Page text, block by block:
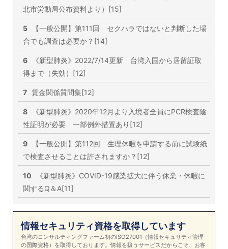
北市労動局公布資料より）[15]
5
【一般公開】第111回 セクハラではないと判断した場
合でも調査は必要か？[14]
6
《新型肺炎》2022/7/14更新 台湾入国から居留証取
得まで（失効）[12]
7 賃金関係質問集[12]
8
《新型肺炎》2020年12月より入境者全員にPCR検査陰
性証明が必要 一部例外措置あり[12]
9
【一般公開】第112回 生理休暇を申請する前に試験紙
で検査させることは許されますか？[12]
10
《新型肺炎》COVID-19感染拡大に伴う休業・休暇に
関するQ＆A[11]
情報セキュリティ資格を取得しています
台湾のコンサルティングファーム初のISO27001（情報セキュリティ管理
の国際資格）を取得しております。情報を扱うサービスだからこそ、お客